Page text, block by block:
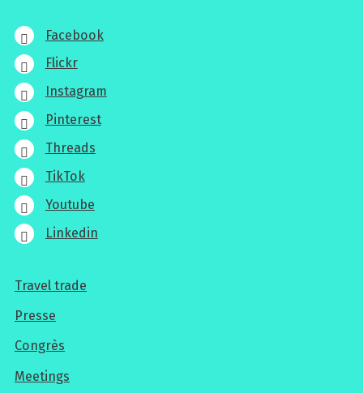
Facebook
Flickr
Instagram
Pinterest
Threads
TikTok
Youtube
Linkedin
Pour
les
professionnels
Travel trade
Presse
Congrès
Meetings